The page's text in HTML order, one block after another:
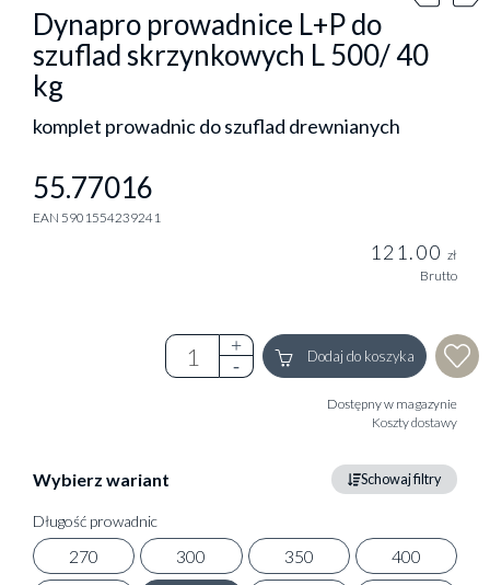
Dynapro prowadnice L+P do
szuflad skrzynkowych L 500/ 40
kg
komplet prowadnic do szuflad drewnianych
55.77016
EAN 5901554239241
121.00 zł
Brutto
Dodaj do koszyka
Dostępny w magazynie
Koszty dostawy
Wybierz wariant Schowaj filtry
Długość prowadnic
270 300 350
400